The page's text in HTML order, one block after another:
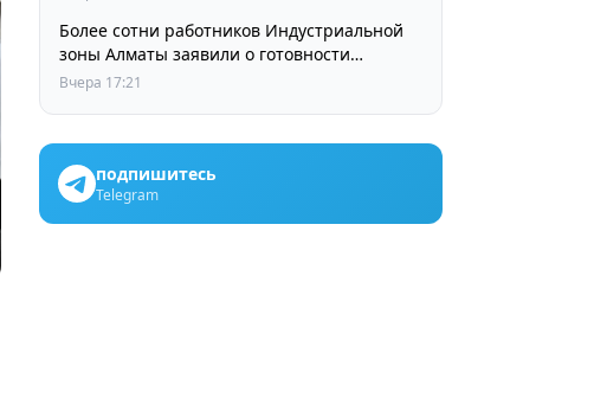
Более сотни работников Индустриальной
зоны Алматы заявили о готовности
принять участие в выборах членов
Вчера 17:21
подпишитесь
Telegram